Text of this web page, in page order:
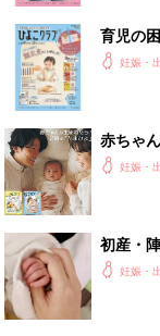
0％
本気が...
PR（
出産予定日計算ツール